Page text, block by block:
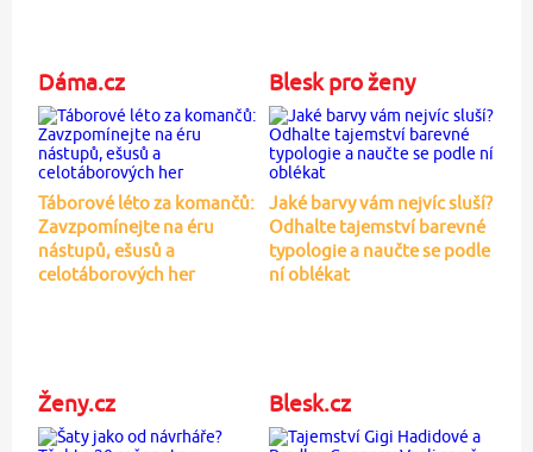
Dáma.cz
Táborové léto za komančů:
Zavzpomínejte na éru
nástupů, ešusů a
celotáborových her
Blesk pro ženy
Jaké barvy vám nejvíc sluší?
Odhalte tajemství barevné
typologie a naučte se podle
ní oblékat
Ženy.cz Blesk.cz